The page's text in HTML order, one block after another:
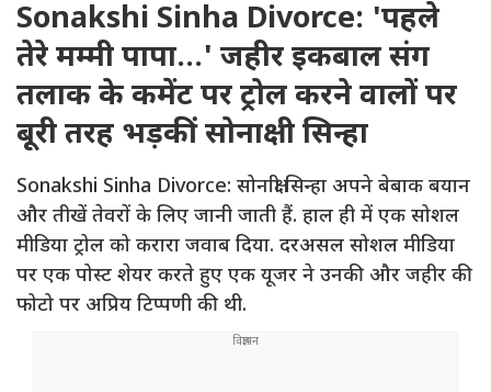
Sonakshi Sinha Divorce: 'पहले
तेरे मम्मी पापा...' जहीर इकबाल संग
तलाक के कमेंट पर ट्रोल करने वालों पर
बूरी तरह भड़कीं सोनाक्षी सिन्हा
Sonakshi Sinha Divorce: सोनाक्षी सिन्हा अपने बेबाक बयान
और तीखें तेवरों के लिए जानी जाती हैं. हाल ही में एक सोशल
मीडिया ट्रोल को करारा जवाब दिया. दरअसल सोशल मीडिया
पर एक पोस्ट शेयर करते हुए एक यूजर ने उनकी और जहीर की
फोटो पर अप्रिय टिप्पणी की थी.